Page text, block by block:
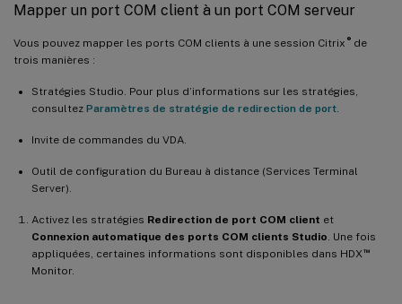
Mapper un port COM client à un port COM serveur
Vous pouvez mapper les ports COM clients à une session Citrix ®de
trois manières :
Stratégies Studio. Pour plus d’informations sur les stratégies,
consultez Paramètres de stratégie de redirection de port
Invite de commandes du VDA.
Outil de configuration du Bureau à distance (Services Terminal
Server).
Activez les stratégies Redirection de port COM client et
Connexion automatique des ports COM clients Studio . Une fois
appliquées, certaines informations sont disponibles dans HDX ™
Monitor.